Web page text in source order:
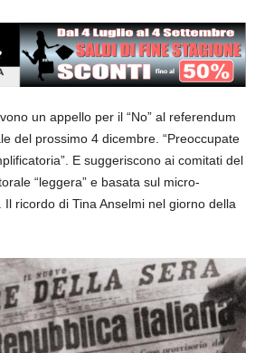
un appello per il “No” al referendum
del prossimo 4 dicembre. “Preoccupate
E suggeriscono ai comitati del
“leggera” e basata sul micro-
ricordo di Tina Anselmi nel giorno della